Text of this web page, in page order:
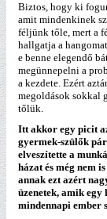
Biztos, hogy ki
amit mindenkinek
féljünk tőle, mert a
hallgatja a
e benne elegendő
megünnepelni a
a kezdete. Ezért
megoldások sokkal
tőlük.
Itt akkor egy picit
gyermek-szülők
elveszítette a
házat és még nem
annak ezt azért
üzenetek, amik
mindennapi ember